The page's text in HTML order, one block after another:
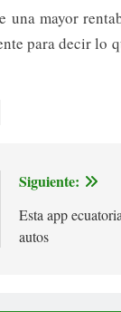
una mayor
para decir lo
Siguiente:
Esta app
autos